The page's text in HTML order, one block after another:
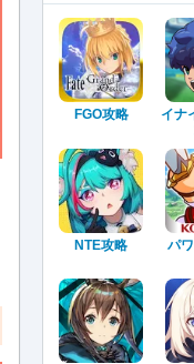
FGO攻略
イナ
NTE攻略 パ